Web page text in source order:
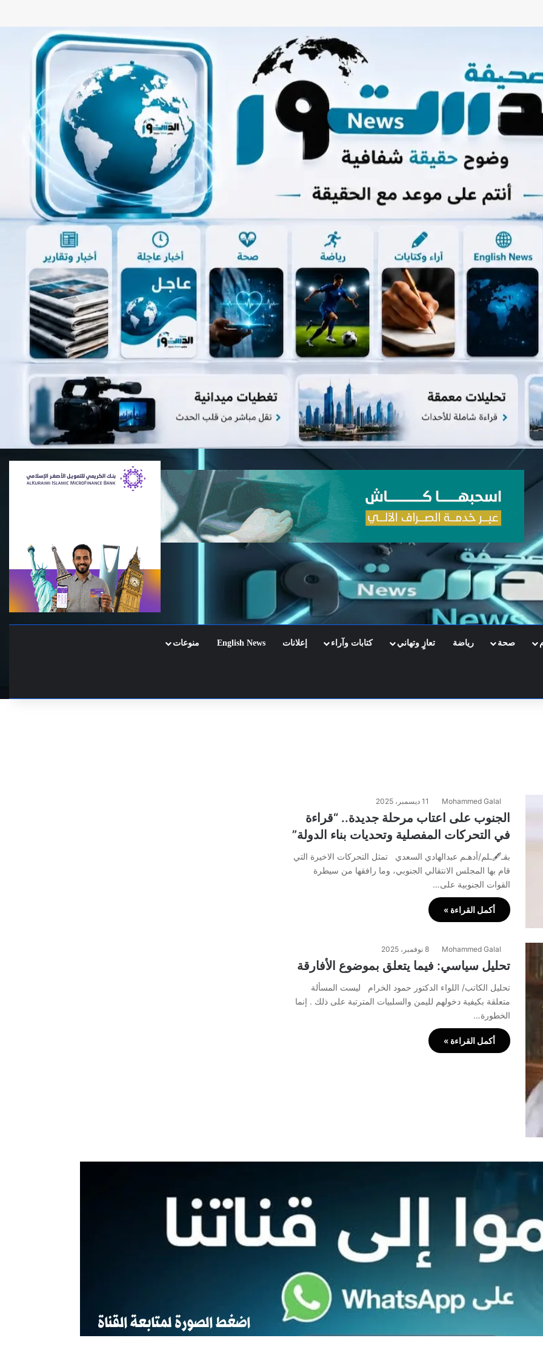
صحة رياضة تعازٍ وتهاني كتابات وآراء إعلانات English News منوعات
Mohammed Galal 11 ديسمبر، 2025
الجنوب على اعتاب مرحلة جديدة.. “قراءة
في التحركات المفصلية وتحديات بناء الدولة”
بقـ🖋ـلم/أدهـم عبدالهادي السعدي تمثل التحركات الاخيرة التي
قام بها المجلس الانتقالي الجنوبي، وما رافقها من سيطرة
القوات الجنوبية على…
أكمل القراءة »
Mohammed Galal 8 نوفمبر، 2025
تحليل سياسي: فيما يتعلق بموضوع الأفارقة
تحليل الكاتب/ اللواء الدكتور حمود الخرام ليست المسألة
متعلقة بكيفية دخولهم لليمن والسلبيات المترتبة على ذلك . إنما
الخطورة…
أكمل القراءة »